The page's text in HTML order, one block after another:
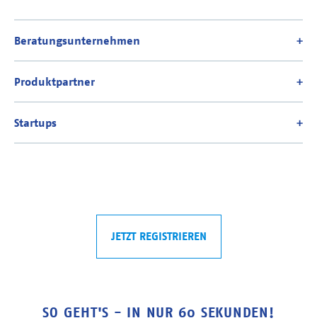
JETZT REGISTRIEREN
SO GEHT'S - IN NUR 60 SEKUNDEN!